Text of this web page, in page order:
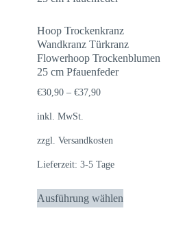
Hoop Trockenkranz
Wandkranz Türkranz
Flowerhoop Trockenblumen
25 cm Pfauenfeder
€30,90 –€37,90
inkl. MwSt.
zzgl.Versandkosten
Lieferzeit:3-5 Tage
Ausführung wählen
Dieses
Produkt